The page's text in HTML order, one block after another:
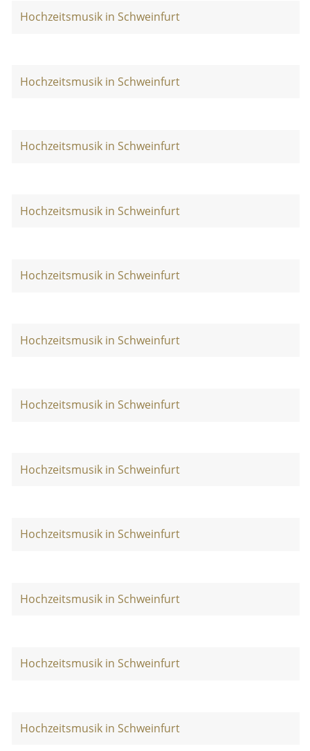
Hochzeitsmusik in Schweinfurt
Hochzeitsmusik in Schweinfurt
Hochzeitsmusik in Schweinfurt
Hochzeitsmusik in Schweinfurt
Hochzeitsmusik in Schweinfurt
Hochzeitsmusik in Schweinfurt
Hochzeitsmusik in Schweinfurt
Hochzeitsmusik in Schweinfurt
Hochzeitsmusik in Schweinfurt
Hochzeitsmusik in Schweinfurt
Hochzeitsmusik in Schweinfurt
Hochzeitsmusik in Schweinfurt